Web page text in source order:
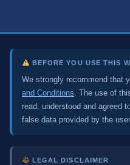
BEFORE YOU USE THIS
We strongly recommend that
and Conditions . The use of
read, understood and agreed
false data provided by the
LEGAL DISCLAIMER